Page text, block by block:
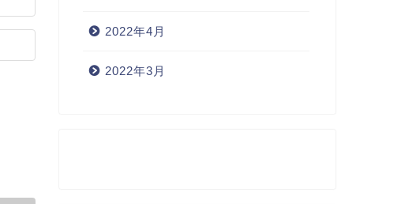
2022年4月
2022年3月